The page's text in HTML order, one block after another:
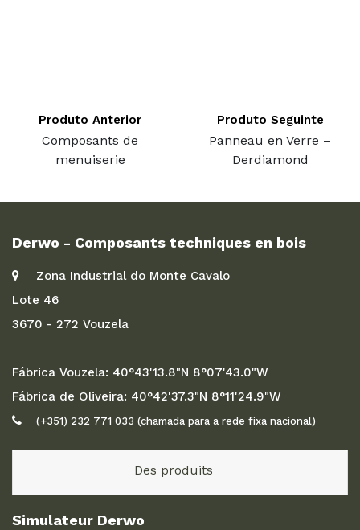
Produto Anterior
Composants de
menuiserie
Produto Seguinte
Panneau en Verre –
Derdiamond
Derwo - Composants techniques en bois
Zona Industrial do Monte Cavalo
Lote 46
3670 - 272 Vouzela
Fábrica Vouzela: 40°43'13.8"N 8°07'43.0"W
Fábrica de Oliveira: 40°42'37.3"N 8°11'24.9"W
(+351) 232 771 033 (chamada para a rede fixa nacional)
Des produits
Simulateur Derwo